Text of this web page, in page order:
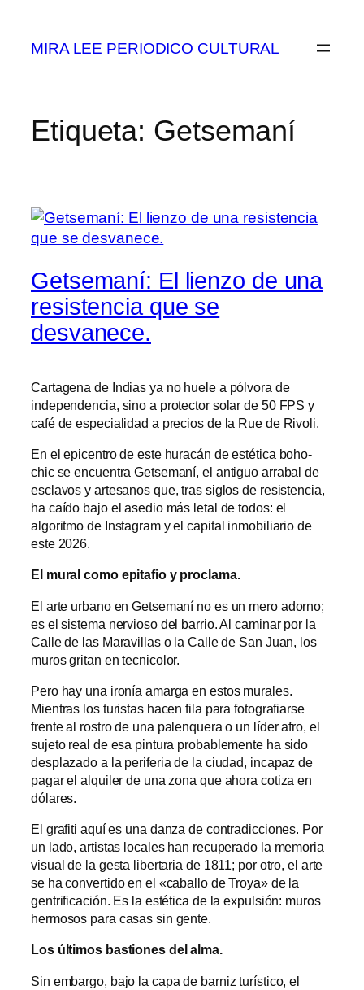
contenido
MIRA LEE PERIODICO CULTURAL
Etiqueta: Getsemaní
Getsemaní: El lienzo de una
resistencia que se
desvanece.
Cartagena de Indias ya no huele a pólvora de
independencia, sino a protector solar de 50 FPS y
café de especialidad a precios de la Rue de Rivoli.
En el epicentro de este huracán de estética boho-
chic se encuentra Getsemaní, el antiguo arrabal de
esclavos y artesanos que, tras siglos de resistencia,
ha caído bajo el asedio más letal de todos: el
algoritmo de Instagram y el capital inmobiliario de
este 2026.
El mural como epitafio y proclama.
El arte urbano en Getsemaní no es un mero adorno;
es el sistema nervioso del barrio. Al caminar por la
Calle de las Maravillas o la Calle de San Juan, los
muros gritan en tecnicolor.
Pero hay una ironía amarga en estos murales.
Mientras los turistas hacen fila para fotografiarse
frente al rostro de una palenquera o un líder afro, el
sujeto real de esa pintura probablemente ha sido
desplazado a la periferia de la ciudad, incapaz de
pagar el alquiler de una zona que ahora cotiza en
dólares.
El grafiti aquí es una danza de contradicciones. Por
un lado, artistas locales han recuperado la memoria
visual de la gesta libertaria de 1811; por otro, el arte
se ha convertido en el «caballo de Troya» de la
gentrificación. Es la estética de la expulsión: muros
hermosos para casas sin gente.
Los últimos bastiones del alma.
Sin embargo, bajo la capa de barniz turístico, el